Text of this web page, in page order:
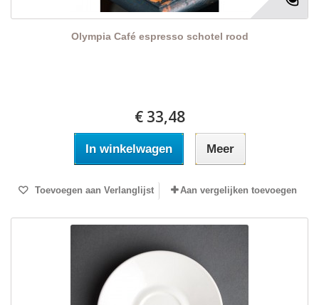
Olympia Café espresso schotel rood
€ 33,48
In winkelwagen Meer
Toevoegen aan Verlanglijst Aan vergelijken toevoegen